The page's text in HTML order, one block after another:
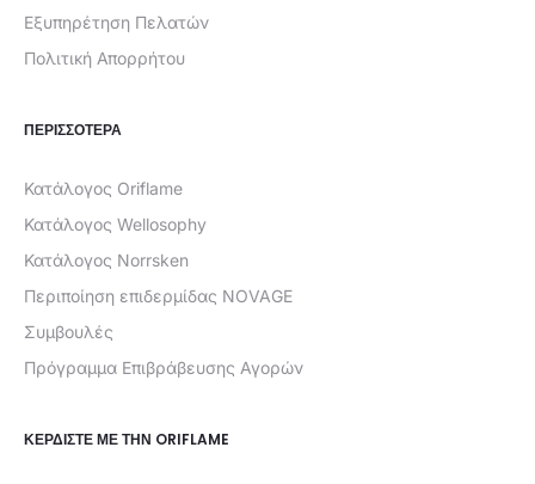
Εξυπηρέτηση Πελατών
Πολιτική Απορρήτου
ΠΕΡΙΣΣΟΤΕΡΑ
Κατάλογος Oriflame
Κατάλογος Wellosophy
Κατάλογος Norrsken
Περιποίηση επιδερμίδας NOVAGE
Συμβουλές
Πρόγραμμα Επιβράβευσης Αγορών
ΚΕΡΔΊΣΤΕ ΜΕ ΤΗΝ ORIFLAME